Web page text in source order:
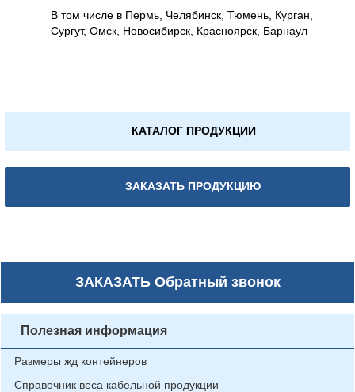
В том числе в Пермь, Челябинск, Тюмень, Курган,
Сургут, Омск, Новосибирск, Красноярск, Барнаул
КАТАЛОГ ПРОДУКЦИИ
ЗАКАЗАТЬ ПРОДУКЦИЮ
ЗАКАЗАТЬОбратный звонок
Полезная информация
Размеры жд контейнеров
Справочник веса кабельной продукции